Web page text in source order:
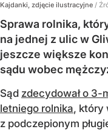
Kajdanki, zdjęcie ilustracyjne /
Sprawa rolnika,
na jednej z ulic w
jeszcze większe
sądu wobec
Sąd zdecydował o
letniego rolnika, który
z podczepionym